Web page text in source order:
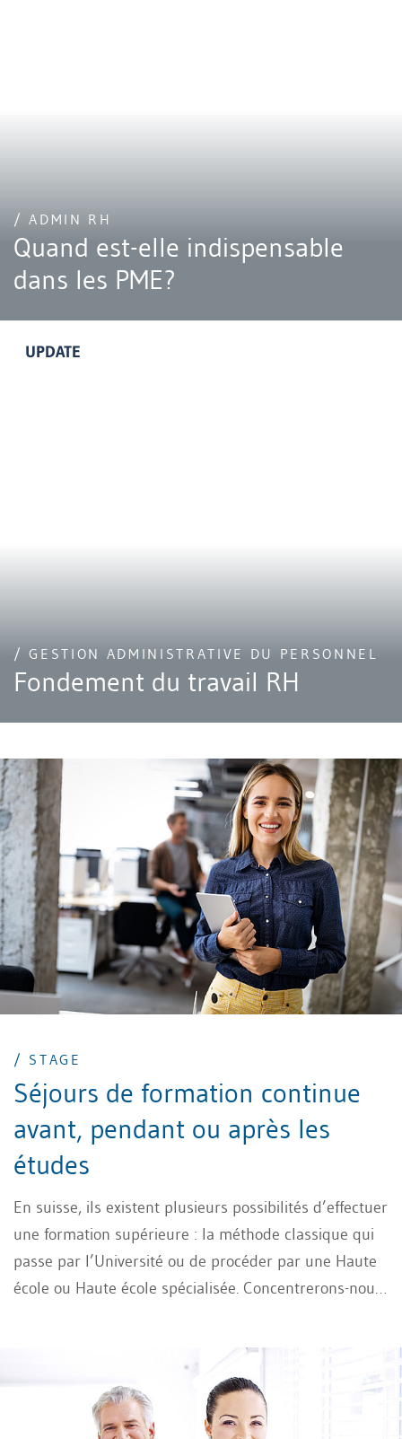
/ ADMIN RH
Quand est-elle indispensable
dans les PME?
UPDATE
/ GESTION ADMINISTRATIVE DU PERSONNEL
Fondement du travail RH
/ STAGE
Séjours de formation continue
avant, pendant ou après les
études
En suisse, ils existent plusieurs possibilités d’effectuer
une formation supérieure : la méthode classique qui
passe par l’Université ou de procéder par une Haute
école ou Haute école spécialisée. Concentrerons-nous
pratique professionnelle et dispensent avant tout les
connaissances spécialisées du domaine. Elles
développent les compétences techniques et de